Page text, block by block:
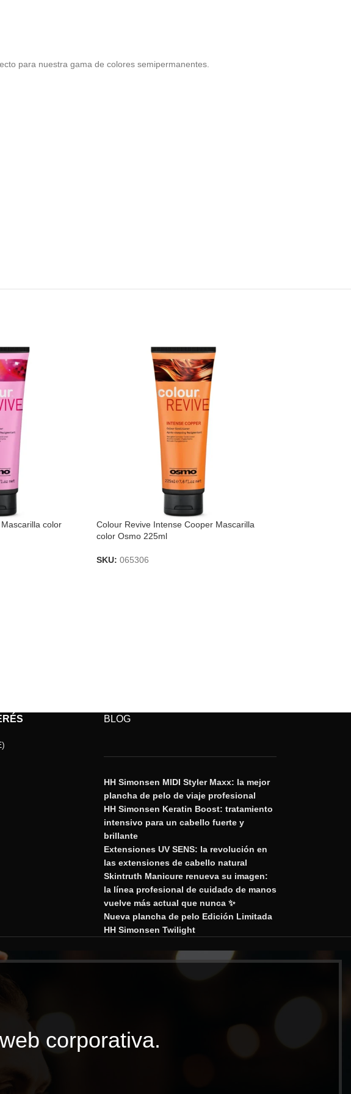
para nuestra gama de colores semipermanentes.
color
Colour Revive Intense Cooper Mascarilla
color Osmo 225ml
SKU: 065306
BLOG
HH Simonsen MIDI Styler Maxx: la mejor
plancha de pelo de viaje profesional
HH Simonsen Keratin Boost: tratamiento
intensivo para un cabello fuerte y
brillante
Extensiones UV SENS: la revolución en
las extensiones de cabello natural
Skintruth Manicure renueva su imagen:
la línea profesional de cuidado de manos
vuelve más actual que nunca ✨
Nueva plancha de pelo Edición Limitada
HH Simonsen Twilight
corporativa.